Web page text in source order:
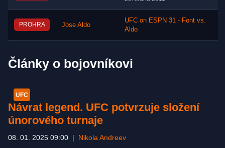
PROHRA Jose Aldo
UFC on ESPN 31 - Font vs.
Aldo
Články o bojovníkovi
UFC
Návrat legend. UFC potvrzuje složení
únorového turnaje
08. 01. 2025 09:00 Nikola Andreev